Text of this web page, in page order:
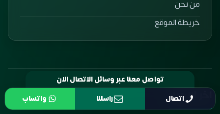
من نحن
خريطة الموقع
اخر الاخبار تواصل معنا عبر وسائل الاتصال الان اتصال راسلنا واتساب